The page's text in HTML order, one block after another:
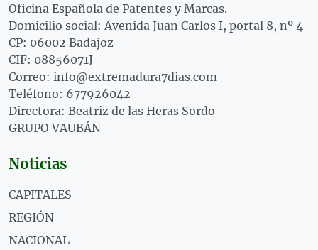
Oficina Española de Patentes y Marcas.
Domicilio social: Avenida Juan Carlos I, portal 8, nº 4
CP: 06002 Badajoz
CIF: 08856071J
Correo: info@extremadura7dias.com
Teléfono: 677926042
Directora: Beatriz de las Heras Sordo
GRUPO VAUBÁN
Noticias
CAPITALES
REGIÓN
NACIONAL